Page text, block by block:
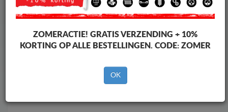
Motor Beschermplaat
Max
Merken
Merken
Terug naar de catalogus
ZOMERACTIE! GRATIS VERZENDING + 10%
KORTING OP ALLE BESTELLINGEN. CODE: ZOMER
OK